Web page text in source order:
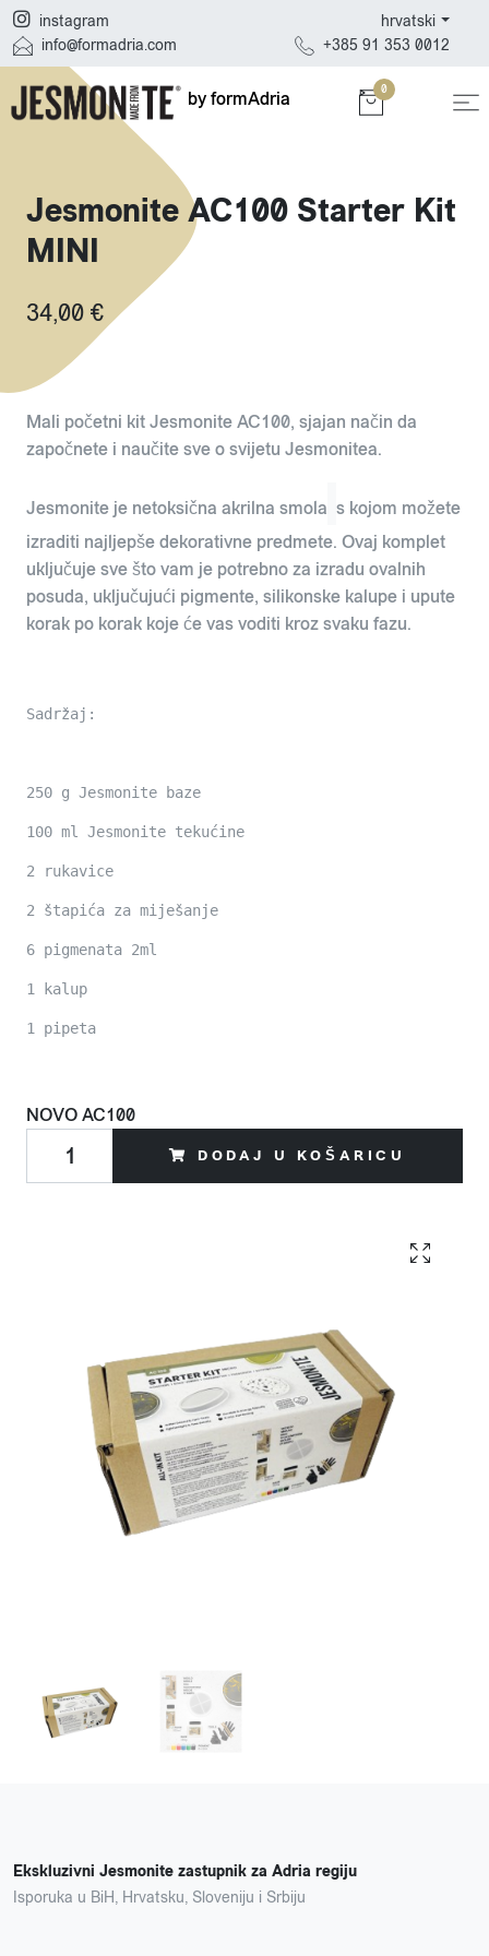
instagram
info@formadria.com
hrvatski
+385 91 353 0012
by formAdria 0
Jesmonite AC100 Starter Kit
MINI
34,00 €
Mali početni kit Jesmonite AC100, sjajan način da
započnete i naučite sve o svijetu Jesmonitea.
Jesmonite je netoksična akrilna smola s kojom možete
izraditi najljepše dekorativne predmete. Ovaj komplet
uključuje sve što vam je potrebno za izradu ovalnih
posuda, uključujući pigmente, silikonske kalupe i upute
korak po korak koje će vas voditi kroz svaku fazu.
Sadržaj:
250 g Jesmonite baze
100 ml Jesmonite tekućine
2 rukavice
2 štapića za miješanje
6 pigmenata 2ml
1 kalup
1 pipeta
NOVOAC100
DODAJ U KOŠARICU
Ekskluzivni Jesmonite zastupnik za Adria regiju
Isporuka u BiH, Hrvatsku, Sloveniju i Srbiju